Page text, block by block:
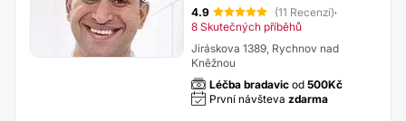
4.9 (11 Recenzí)·
8 Skutečných příběhů
Jiráskova 1389, Rychnov nad
Kněžnou
Léčba bradavic od 500Kč
První návšteva zdarma